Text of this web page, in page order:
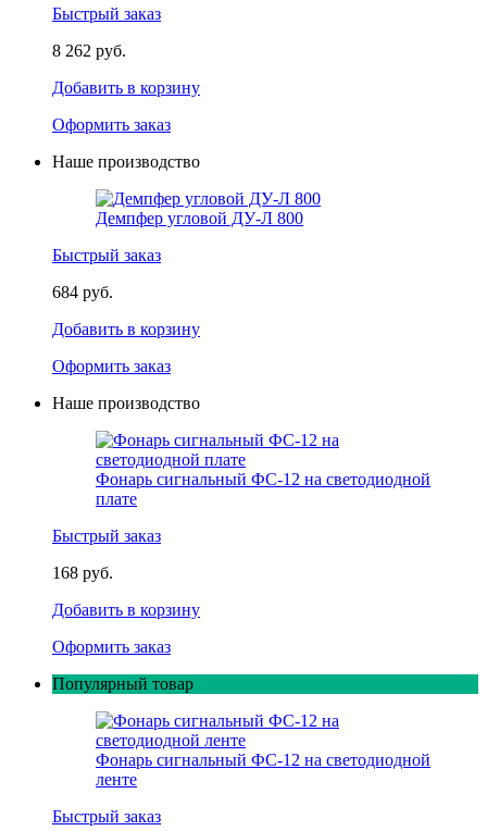
Быстрый заказ
8 262 руб.
Добавить в корзину
Оформить заказ
Наше производство
Демпфер угловой ДУ-Л 800
Быстрый заказ
684 руб.
Добавить в корзину
Оформить заказ
Наше производство
Фонарь сигнальный ФС-12 на светодиодной
плате
Быстрый заказ
168 руб.
Добавить в корзину
Оформить заказ
Популярный товар
Фонарь сигнальный ФС-12 на светодиодной
ленте
Быстрый заказ